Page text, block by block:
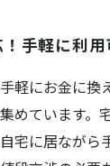
手軽に利用
軽にお金に換
めています。
宅に居ながら